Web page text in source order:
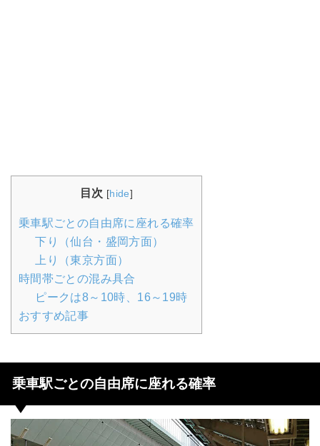
目次 [hide]
乗車駅ごとの自由席に座れる確率
下り（仙台・盛岡方面）
上り（東京方面）
時間帯ごとの混み具合
ピークは8～10時、16～19時
おすすめ記事
乗車駅ごとの自由席に座れる確率